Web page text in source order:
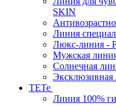
SKIN
Линия
Люкс-линия -
Мужская
Солнечная
Эксклюзивная
TETe
Линия 100%